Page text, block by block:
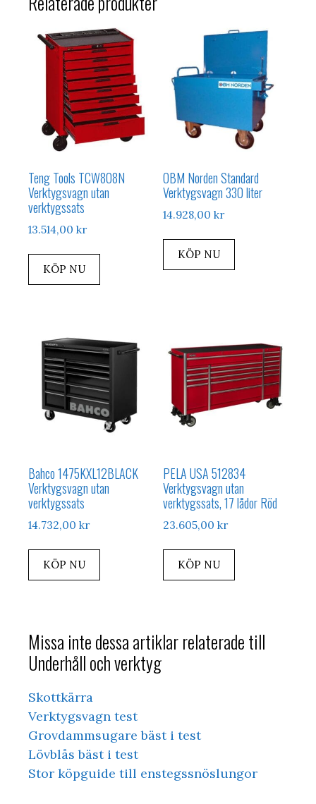
Teng Tools TCW808N
Verktygsvagn utan
verktygssats
13.514,00 kr
KÖP NU
OBM Norden Standard
Verktygsvagn 330 liter
14.928,00kr
KÖP NU
Bahco 1475KXL12BLACK
Verktygsvagn utan
verktygssats
14.732,00 kr
KÖP NU
PELA USA 512834
Verktygsvagn utan
verktygssats, 17 lådor Röd
23.605,00kr
KÖP NU
Missa inte dessa artiklar relaterade till
Underhåll och verktyg
Skottkärra
Verktygsvagn test
Grovdammsugare bäst i test
Lövblås bäst i test
Stor köpguide till enstegssnöslungor